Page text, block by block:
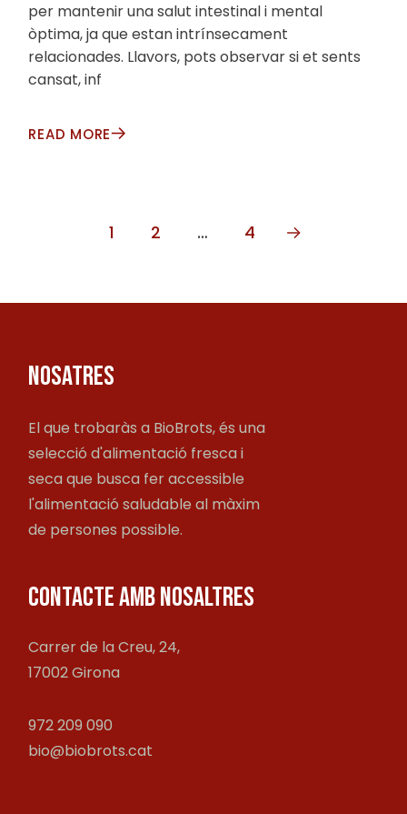
per mantenir una salut intestinal i mental
òptima, ja que estan intrínsecament
relacionades. Llavors, pots observar si et sents
cansat, inf
READ MORE
PAGINACIÓ
DE
ENTRADES
1 2 … 4
NOSATRES
El que trobaràs a BioBrots, és una
selecció d'alimentació fresca i
seca que busca fer accessible
l'alimentació saludable al màxim
de persones possible.
CONTACTE AMB NOSALTRES
Carrer de la Creu, 24,
17002 Girona
972 209 090
bio@biobrots.cat